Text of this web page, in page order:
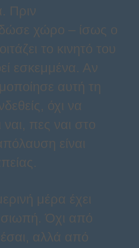
Πριν
χώρο – ίσως ο
το κινητό του
εσκεμμένα. Αν
αυτή τη
όχι να
ναι, πες ναι στο
είναι
μέρα έχει
σιωπή. Όχι από
αλλά από